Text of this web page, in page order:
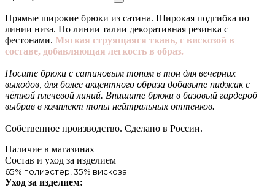
Прямые широкие брюки из сатина. Широкая подгибка по
линии низа. По линии талии декоративная резинка с
фестонами. Мягкая струящаяся ткань, с вискозой в
составе, добавляющая легкость в образ.
Носите брюки с сатиновым топом в тон для вечерних
выходов, для более акцентного образа добавьте пиджак с
чёткой плечевой линий. Впишите брюки в базовый гардероб
выбрав в комплект топы нейтральных оттенков.
Собственное производство. Сделано в России.
Наличие в магазинах
Состав и уход за изделием
65% полиэстер, 35% вискоза
Уход за изделием: